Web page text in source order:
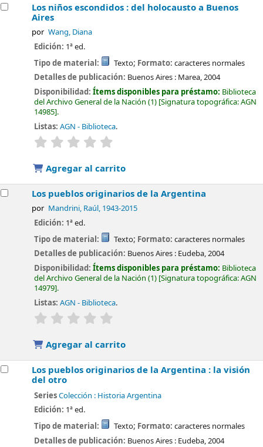
Los niños escondidos : del holocausto a Buenos
Aires
por Wang, Diana
Edición: 1ª ed.
Tipo de material:
Texto; Formato: caracteres normales
Detalles de publicación: Buenos Aires : Marea,2004
Disponibilidad:Ítems disponibles para préstamo: Biblioteca
del Archivo General de la Nación (1) Signatura topográfica:AGN
14985 .
Listas: AGN - Biblioteca.
valoración
Agregar al carrito
Los pueblos originarios de la Argentina
por Mandrini, Raúl, 1943-2015
Edición: 1ª ed.
Tipo de material:
Texto; Formato: caracteres normales
Detalles de publicación: Buenos Aires : Eudeba,2004
Disponibilidad:Ítems disponibles para préstamo: Biblioteca
del Archivo General de la Nación (1) Signatura topográfica:AGN
14979 .
Listas: AGN - Biblioteca.
valoración
Agregar al carrito
Los pueblos originarios de la Argentina : la visión
del otro
SeriesColección : Historia Argentina
Edición: 1ª ed.
Tipo de material:
Texto; Formato: caracteres normales
Detalles de publicación: Buenos Aires : Eudeba,2004